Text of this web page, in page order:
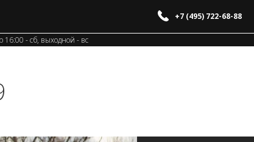
+7 (495) 722-68-88
16:00 - сб, выходной - вс